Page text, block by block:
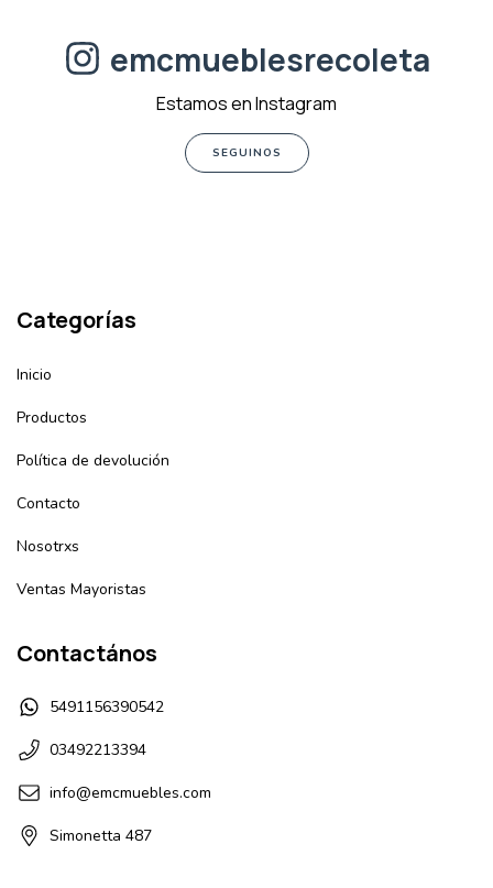
emcmueblesrecoleta
Estamos en Instagram
SEGUINOS
Categorías
Inicio
Productos
Política de devolución
Contacto
Nosotrxs
Ventas Mayoristas
Contactános
5491156390542
03492213394
info@emcmuebles.com
Simonetta 487